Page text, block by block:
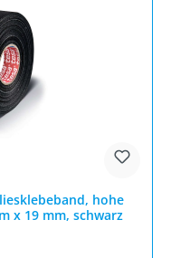
hohe
x 19 mm, schwarz